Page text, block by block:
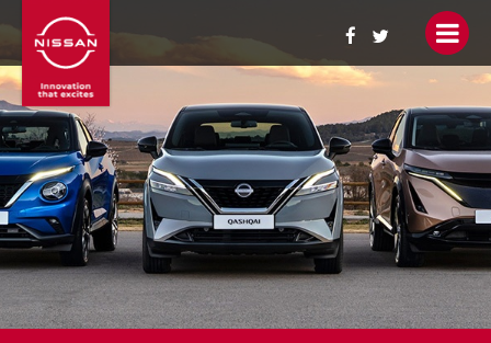
OCCASIONS
ACTIES
PERSONENWAGENS
BEDRIJFSWAGENS
NIEUWS